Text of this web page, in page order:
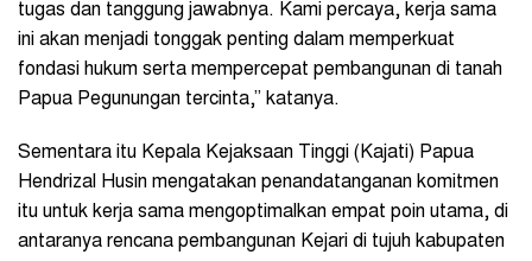
tugas dan tanggung jawabnya. Kami percaya, kerja sama
ini akan menjadi tonggak penting dalam memperkuat
fondasi hukum serta mempercepat pembangunan di tanah
Papua Pegunungan tercinta,” katanya.
Sementara itu Kepala Kejaksaan Tinggi (Kajati) Papua
Hendrizal Husin mengatakan penandatanganan komitmen
itu untuk kerja sama mengoptimalkan empat poin utama, di
antaranya rencana pembangunan Kejari di tujuh kabupaten